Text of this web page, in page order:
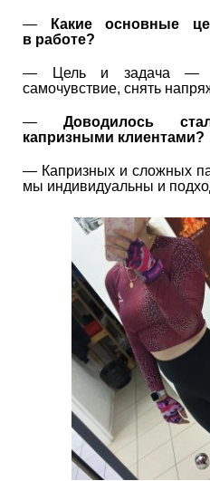
—
Какие основные
в работе?
— Цель и задача —
самочувствие, снять
— Доводилось
капризными клиентами?
— Капризных и сложных
мы индивидуальны и